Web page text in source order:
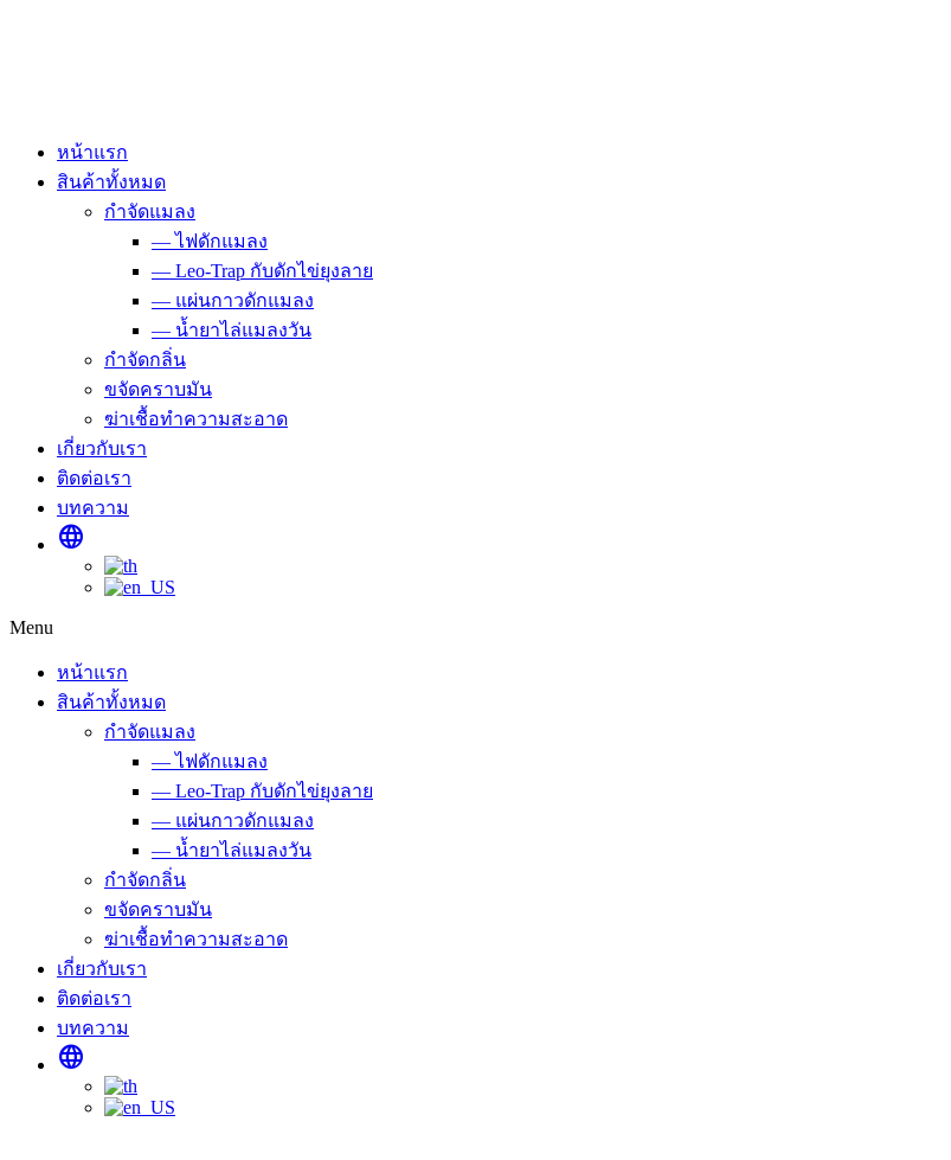
หน้าแรก
สินค้าทั้งหมด
กำจัดแมลง
— ไฟดักแมลง
— Leo-Trap กับดักไข่ยุงลาย
— แผ่นกาวดักแมลง
— น้ำยาไล่แมลงวัน
กำจัดกลิ่น
ขจัดคราบมัน
ฆ่าเชื้อทำความสะอาด
เกี่ยวกับเรา
ติดต่อเรา
บทความ
language
Menu
หน้าแรก
สินค้าทั้งหมด
กำจัดแมลง
— ไฟดักแมลง
— Leo-Trap กับดักไข่ยุงลาย
— แผ่นกาวดักแมลง
— น้ำยาไล่แมลงวัน
กำจัดกลิ่น
ขจัดคราบมัน
ฆ่าเชื้อทำความสะอาด
เกี่ยวกับเรา
ติดต่อเรา
บทความ
language